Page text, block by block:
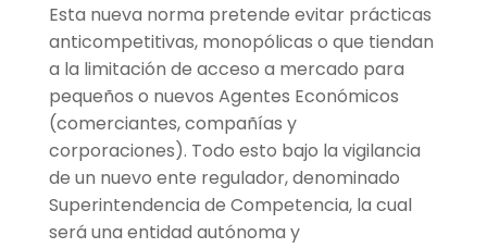
Esta nueva norma pretende evitar prácticas
anticompetitivas, monopólicas o que tiendan
a la limitación de acceso a mercado para
pequeños o nuevos Agentes Económicos
(comerciantes, compañías y
corporaciones). Todo esto bajo la vigilancia
de un nuevo ente regulador, denominado
Superintendencia de Competencia, la cual
será una entidad autónoma y